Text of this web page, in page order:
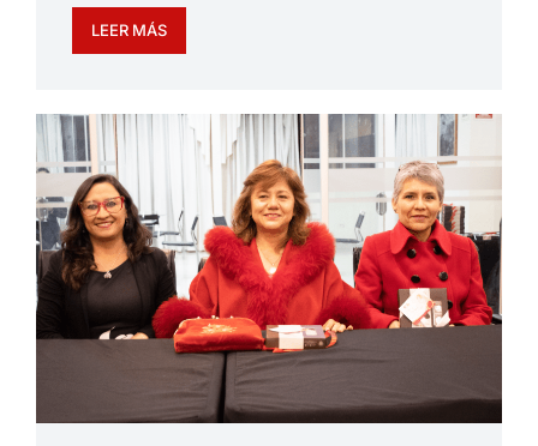
LEER MÁS